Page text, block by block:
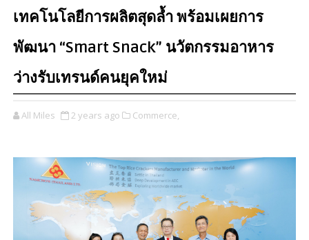
เทคโนโลยีการผลิตสุดล้ำ พร้อมเผยการ
พัฒนา “Smart Snack” นวัตกรรมอาหาร
ว่างรับเทรนด์คนยุคใหม่
All Miles 2 years ago Commerce,